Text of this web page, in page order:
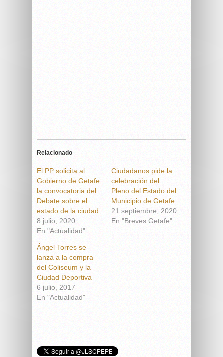
Relacionado
El PP solicita al
Gobierno de Getafe
la convocatoria del
Debate sobre el
estado de la ciudad
8 julio, 2020
En "Actualidad"
Ciudadanos pide la
celebración del
Pleno del Estado del
Municipio de Getafe
21 septiembre, 2020
En "Breves Getafe"
Ángel Torres se
lanza a la compra
del Coliseum y la
Ciudad Deportiva
6 julio, 2017
En "Actualidad"